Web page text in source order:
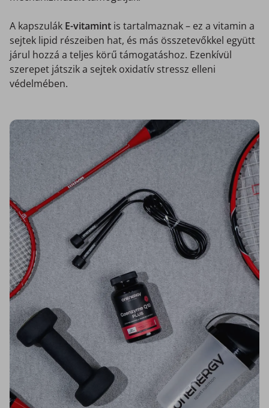
A kapszulák E-vitamint is tartalmaznak – ez a vitamin a
sejtek lipid részeiben hat, és más összetevőkkel együtt
járul hozzá a teljes körű támogatáshoz. Ezenkívül
szerepet játszik a sejtek oxidatív stressz elleni
védelmében.